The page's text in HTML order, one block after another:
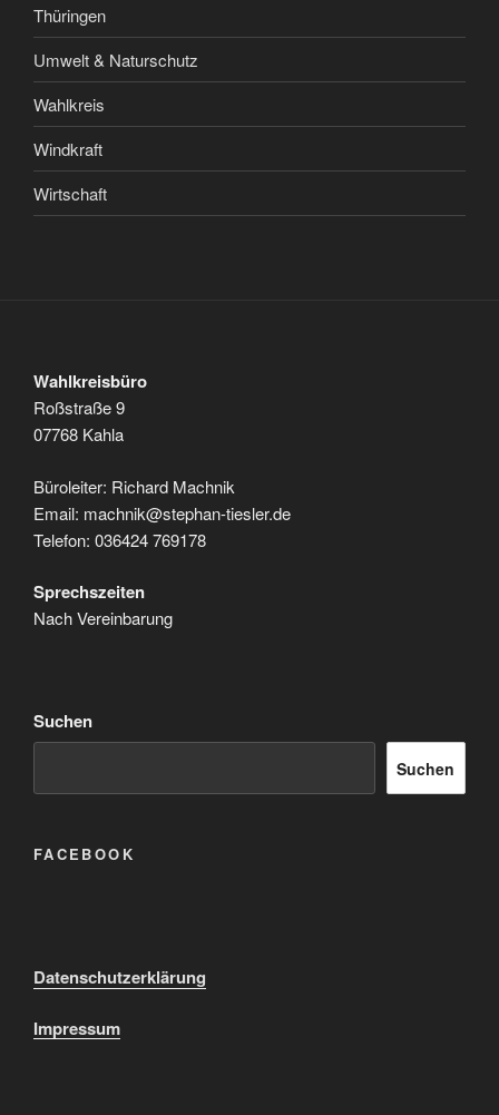
Thüringen
Umwelt & Naturschutz
Wahlkreis
Windkraft
Wirtschaft
Wahlkreisbüro
Roßstraße 9
07768 Kahla
Büroleiter: Richard Machnik
Email: machnik@stephan-tiesler.de
Telefon: 036424 769178
Sprechszeiten
Nach Vereinbarung
Suchen
Suchen
FACEBOOK
Datenschutzerklärung
Impressum